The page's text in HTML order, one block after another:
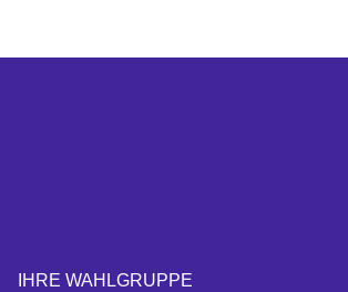
IHRE WAHLGRUPPE